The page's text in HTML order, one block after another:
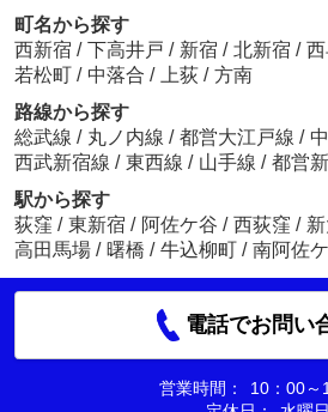
町名から探す
西新宿 / 下高井戸 / 新宿 / 北新宿 /
若松町 / 中落合 / 上荻 / 方南
路線から探す
総武線 / 丸ノ内線 / 都営大江戸線 /
西武新宿線 / 東西線 / 山手線 / 都営
駅から探す
荻窪 / 東新宿 / 阿佐ケ谷 / 西荻窪 /
高田馬場 / 曙橋 / 牛込柳町 / 南阿佐
電話でお問い
営業時間：
10：00～